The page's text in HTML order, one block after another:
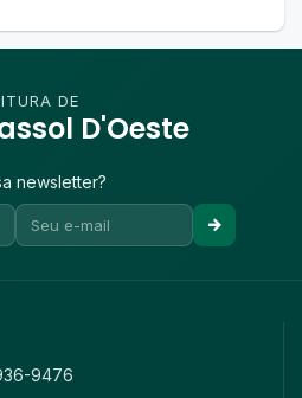
DE
D'Oeste
newsletter?
9476